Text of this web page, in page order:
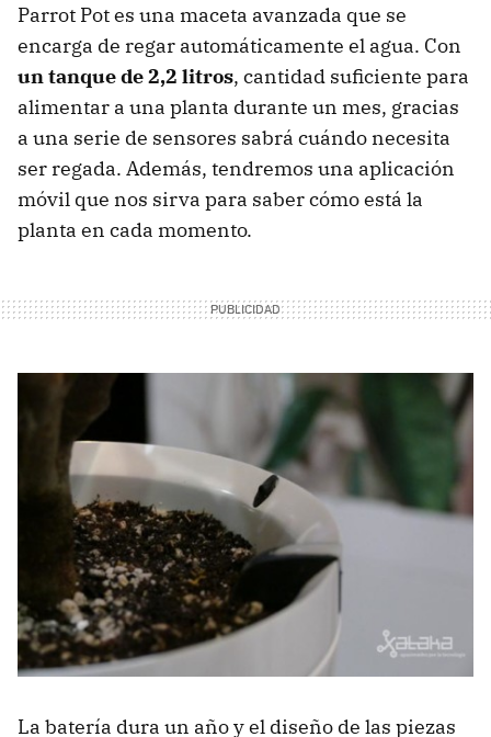
Parrot Pot es una maceta avanzada que se
encarga de regar automáticamente el agua. Con
un tanque de 2,2 litros, cantidad suficiente para
alimentar a una planta durante un mes, gracias
a una serie de sensores sabrá cuándo necesita
ser regada. Además, tendremos una aplicación
móvil que nos sirva para saber cómo está la
planta en cada momento.
La batería dura un año y el diseño de las piezas